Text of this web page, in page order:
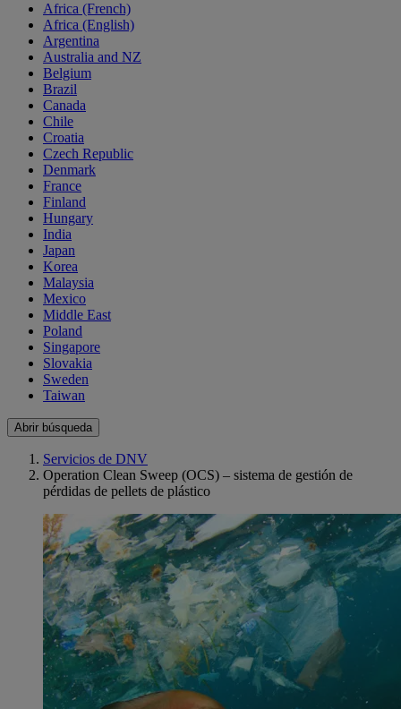
Africa (French)
Africa (English)
Argentina
Australia and NZ
Belgium
Brazil
Canada
Chile
Croatia
Czech Republic
Denmark
France
Finland
Hungary
India
Japan
Korea
Malaysia
Mexico
Middle East
Poland
Singapore
Slovakia
Sweden
Taiwan
Abrir búsqueda
Servicios de DNV
Operation Clean Sweep (OCS) – sistema de gestión de
pérdidas de pellets de plástico